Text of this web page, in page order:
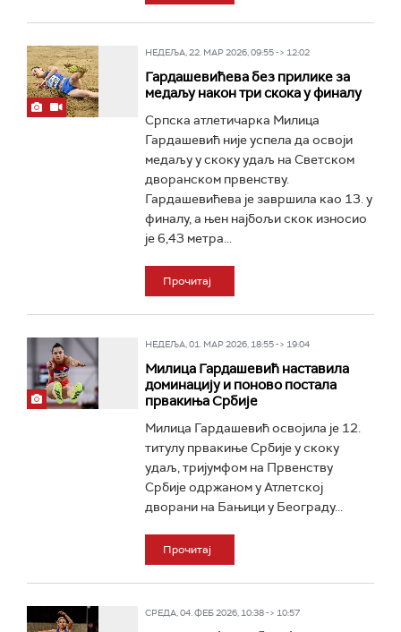
НЕДЕЉА, 22. МАР 2026, 09:55 -> 12:02
Гардашевићева без прилике за
медаљу након три скока у финалу
Српска атлетичарка Милица
Гардашевић није успела да освоји
медаљу у скоку удаљ на Светском
дворанском првенству.
Гардашевићева је завршила као 13. у
финалу, а њен најбољи скок износио
је 6,43 метра...
Прочитај
НЕДЕЉА, 01. МАР 2026, 18:55 -> 19:04
Милица Гардашевић наставила
доминацију и поново постала
првакиња Србије
Милица Гардашевић освојила je 12.
титулу првакиње Србије у скоку
удаљ, тријумфом на Првенству
Србије одржаном у Атлетској
дворани на Бањици у Београду...
Прочитај
СРЕДА, 04. ФЕБ 2026, 10:38 -> 10:57